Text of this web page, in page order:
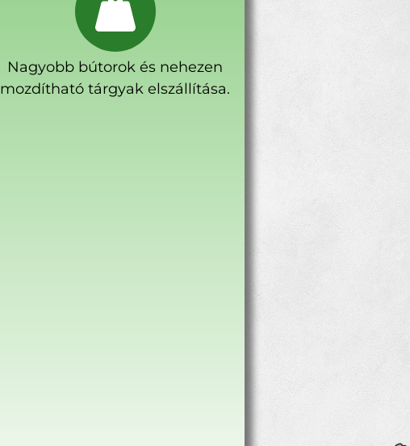
Nagyobb bútorok és nehezen
mozdítható tárgyak elszállítása.